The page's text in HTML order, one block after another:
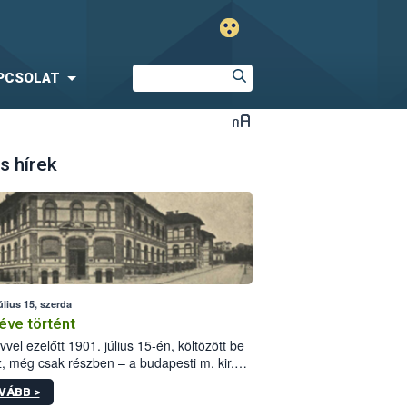
hírek
15, szerda
történt
ezelőtt 1901. július 15-én, költözött be
még csak részben – a budapesti m. kir.
állomás a Kis Rókus utca
alatti, Czigler Győző által tervezett új
>